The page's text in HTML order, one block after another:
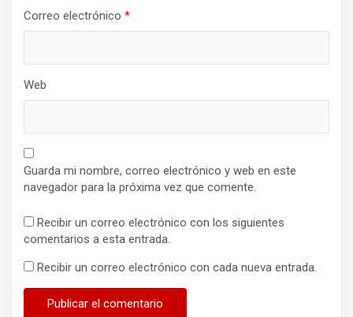
Correo electrónico *
Web
Guarda mi nombre, correo electrónico y web en este
navegador para la próxima vez que comente.
Recibir un correo electrónico con los siguientes
comentarios a esta entrada.
Recibir un correo electrónico con cada nueva entrada.